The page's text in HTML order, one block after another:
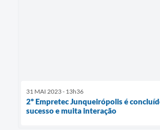
31 MAI 2023 - 13h36
2º Empretec Junqueirópolis é
sucesso e muita interação